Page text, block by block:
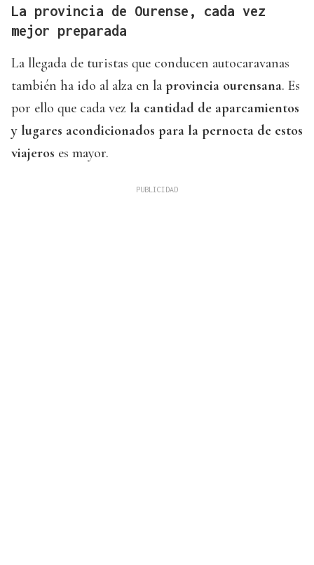
La provincia de Ourense, cada vez
mejor preparada
La llegada de turistas que conducen autocaravanas
también ha ido al alza en la provincia ourensana. Es
por ello que cada vez la cantidad de aparcamientos
y lugares acondicionados para la pernocta de estos
viajeros es mayor.